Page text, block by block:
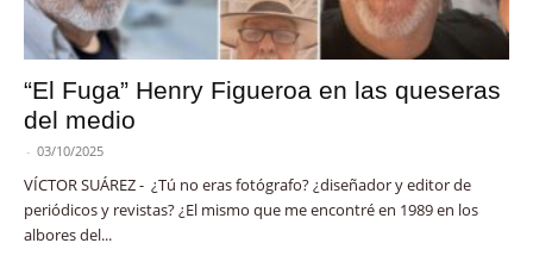
“El Fuga” Henry Figueroa en las queseras
del medio
- 03/10/2025
VÍCTOR SUÁREZ - ¿Tú no eras fotógrafo? ¿diseñador y editor de
periódicos y revistas? ¿El mismo que me encontré en 1989 en los
albores del...